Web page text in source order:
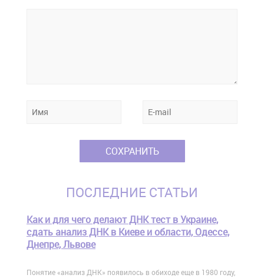
ПОСЛЕДНИЕ СТАТЬИ
Как и для чего делают ДНК тест в Украине,
сдать анализ ДНК в Киеве и области, Одессе,
Днепре, Львове
Понятие «анализ ДНК» появилось в обиходе еще в 1980 году,